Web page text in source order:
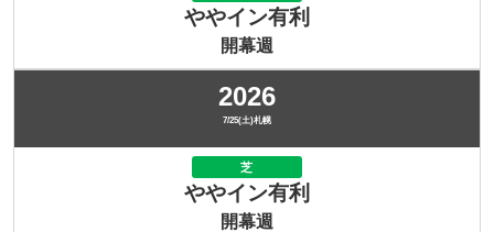
ややイン有利
開幕週
2026
7/25(土)札幌
芝
ややイン有利
開幕週